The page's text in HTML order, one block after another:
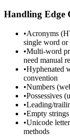
Handling Edge
•Acronyms
single word or
•Multi-word
need manual
•Hyphenated
convention
•Numbers
•Possessives
•Leading/
•Empty
•Unicode
methods